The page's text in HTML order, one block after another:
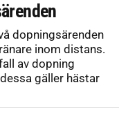
dopningsärenden
inom distans.
av dopning
gäller hästar